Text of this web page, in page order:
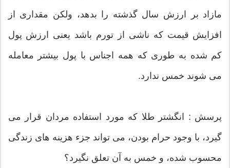
مازاد بر ارزش سال گذشته را بدهد، ولکن مقداری از
افزایش قیمت که ناشی از تورم باشد یعنی ارزش پول
کم شده به طوری که همه اجناس با پول بیشتر معامله
می شوند خمس ندارد.
پرسش : انگشتر طلا که مورد استفاده مردان قرار می
گیرد، با وجود حرام بودن، می تواند جزء هزینه های زندگی
محسوب شده، و خمس به آن تعلق نگیرد؟